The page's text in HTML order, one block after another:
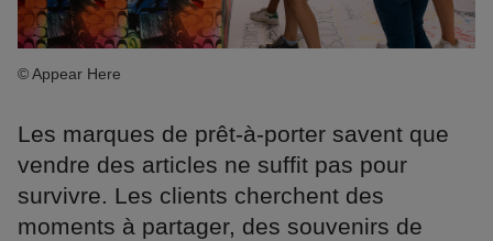
© Appear Here
Les marques de prêt-à-porter savent que
vendre des articles ne suffit pas pour
survivre. Les clients cherchent des
moments à partager, des souvenirs de